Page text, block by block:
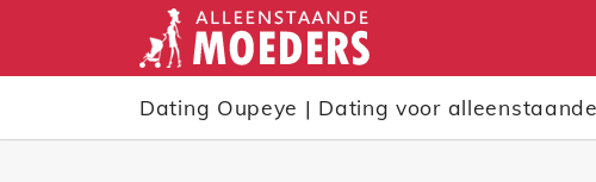
Dating Oupeye | Dating voor